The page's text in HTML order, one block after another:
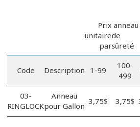
Prix
unitaire
par
anneau
de
sûreté
Code Description 1-99
100-
499
03-
RINGLOCK
Anneau
pour Gallon 3,75$ 3,75$